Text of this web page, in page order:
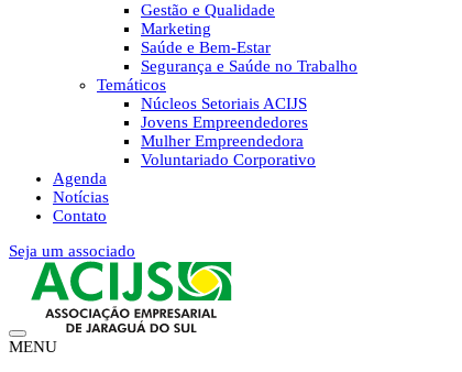
Gestão e Qualidade
Marketing
Saúde e Bem-Estar
Segurança e Saúde no Trabalho
Temáticos
Núcleos Setoriais ACIJS
Jovens Empreendedores
Mulher Empreendedora
Voluntariado Corporativo
Agenda
Notícias
Contato
Seja um associado
MENU